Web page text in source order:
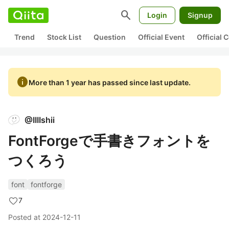
search Login Signup
Trend Stock List Question Official Event Official
infoMore than 1 year has passed since last update.
@IIIIshii
FontForgeで手書きフォントを
つくろう
font
fontforge
7
Posted at 2024-12-11